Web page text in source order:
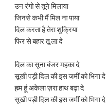
उन रंगो से तूने मिलाया
जिनसे कभी मैं मिल ना पाया
दिल करता है तेरा शुक्रिया
फिर से बहार तू ला दे
दिल का सूना बंजर महका दे
सूखी पड़ी दिल की इस जमीं को भिगा दे
ह्म्म हूं अकेला ज़रा हाथ बढ़ा दे
सूखी पड़ी दिल की इस जमीं को भिगा दे